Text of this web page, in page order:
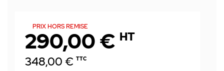
PRIX HORS REMISE
290,00 € HT
348,00 € TTC